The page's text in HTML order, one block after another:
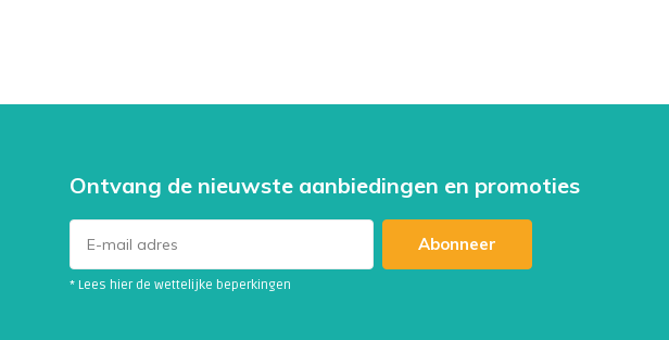
Ontvang de nieuwste aanbiedingen en promoties
Abonneer
* Lees hier de wettelijke beperkingen